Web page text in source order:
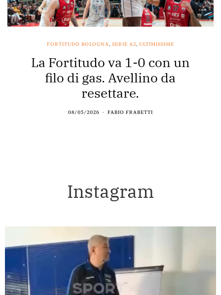
FORTITUDO BOLOGNA, SERIE A2, ULTIMISSIME
La Fortitudo va 1-0 con un
filo di gas. Avellino da
resettare.
08/05/2026 FABIO FRABETTI
Instagram